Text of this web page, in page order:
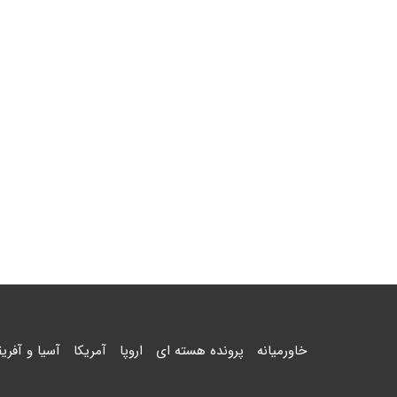
خاورمیانه پرونده هسته ای اروپا آمریکا آسیا و